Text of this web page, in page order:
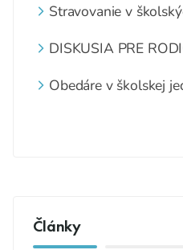
Stravovanie v
DISKUSIA PRE
Obedáre v školskej
Články